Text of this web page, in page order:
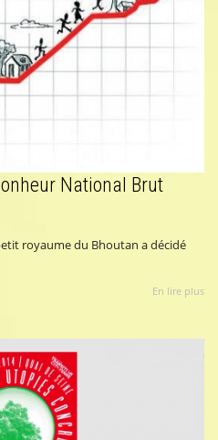
National Brut
royaume du Bhoutan a décidé
En lire plus